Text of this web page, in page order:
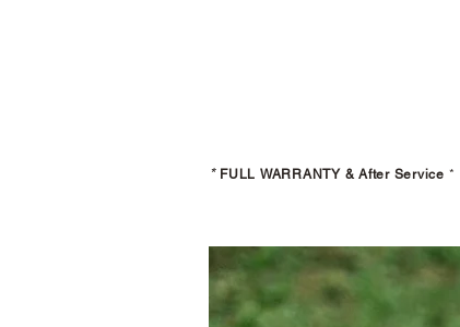
* FULL WARRANTY & After Service *